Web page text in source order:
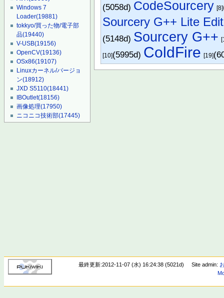
Windows 7
Loader(19881)
tokkyo/買った物/電子部
品(19440)
V-USB(19156)
OpenCV(19136)
OSx86(19107)
Linuxカーネル/バージョ
ン(18912)
JXD S5110(18441)
IBOutlet(18156)
画像処理(17950)
ニコニコ技術部(17445)
(5058d) CodeSourcery [8]
Sourcery G++ Lite
(5148d) Sourcery G++
[10](5995d) ColdFire [19]
最終更新:2012-11-07 (水) 16:24:38 (5021d) Site admin: